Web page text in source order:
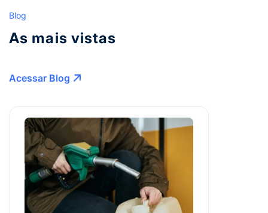
Blog
As mais vistas
Acessar Blog